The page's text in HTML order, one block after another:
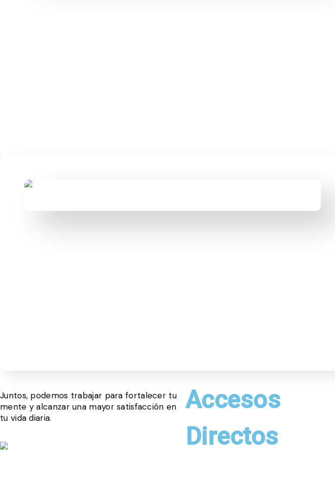
Juntos, podemos trabajar para fortalecer tu
mente y alcanzar una mayor satisfacción en
tu vida diaria.
Accesos
Directos